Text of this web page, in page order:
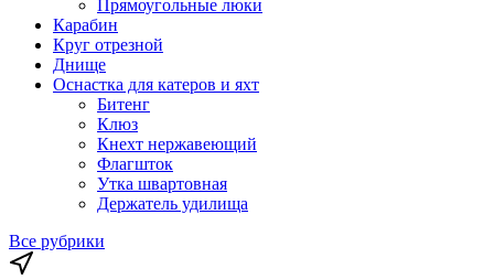
Прямоугольные люки
Карабин
Круг отрезной
Днище
Оснастка для катеров и яхт
Битенг
Клюз
Кнехт нержавеющий
Флагшток
Утка швартовная
Держатель удилища
Все рубрики